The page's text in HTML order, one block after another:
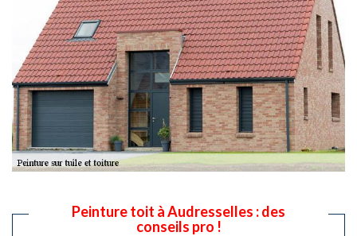
Peinture toit à Audresselles : des
conseils pro !